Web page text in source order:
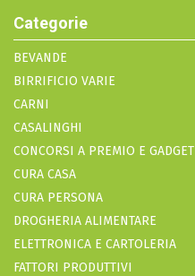
Categorie
BEVANDE
BIRRIFICIO VARIE
CARNI
CASALINGHI
CONCORSI A PREMIO E GADGET
CURA CASA
CURA PERSONA
DROGHERIA ALIMENTARE
ELETTRONICA E CARTOLERIA
FATTORI PRODUTTIVI